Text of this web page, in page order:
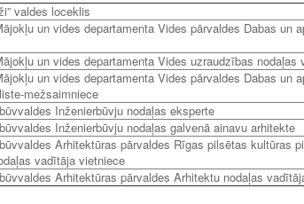
valdes loceklis
un vides departamenta Vides pārvaldes Dabas un
un vides departamenta Vides uzraudzības nodaļas
un vides departamenta Vides pārvaldes Dabas un
mežsaimniece
Inženierbūvju nodaļas eksperte
Inženierbūvju nodaļas galvenā ainavu arhitekte
Arhitektūras pārvaldes Rīgas pilsētas kultūras
vadītāja vietniece
Arhitektūras pārvaldes Arhitektu nodaļas